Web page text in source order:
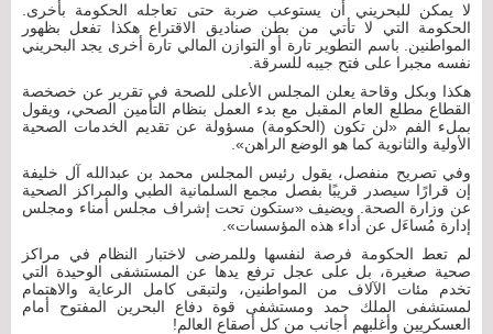
لا يمكن للبحريني أن يستوعب ضربة حتى تعاجله الحكومة بأخرى.
الحكومة التي لا تأتي من بطن صناديق الاقتراع هكذا تفعل بظهور
المواطنين. باسم التطوير تارة أو التوازن المالي تارة أخرى يجد البحريني
نفسه مجبرا على فتح جيبه للسرقة.
هكذا وبكل وقاحة يعلن المجلس الأعلى للصحة في تقرير عن خصخصة
القطاع مطلع العام المقبل مع بدء العمل بنظام التأمين الصحي، ويقول
بملء الفم «لن تكون (الحكومة) مسؤولة عن تقديم الخدمات الصحية
الأولية والثانوية كما هو الوضع الراهن».
وفي تصريح منفصل، يقول رئيس المجلس محمد بن عبدالله آل خليفة
إن قرارًا سيصدر قريبًا بفصل مجمع السلمانية الطبي والمراكز الصحية
عن وزارة الصحة. ويضيف «ستكون تحت إشراف مجلس أمناء ومجلس
إدارة مُساءَل عن أداء هذه المؤسسات».
لم تعط الحكومة فرصة لنفسها وللمرضى لاختبار النظام في مراكز
صحية صغيرة، بل على عجل ترفع يدها عن المستشفى الوحيدة التي
تخدم مئات الآلاف من المواطنين، ولتبقى كامل الرعاية والاهتمام
لمستشفى الملك حمد ومستشفى قوة دفاع البحرين المفتوح أمام
العسكريين وأغلبهم أجانب من كل أصقاع العالم!